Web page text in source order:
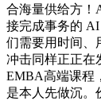
合海量供给方！
接完成事务的
们需要用时间、
冲击同样正正在
EMBA高端课程
是本人先做沉。